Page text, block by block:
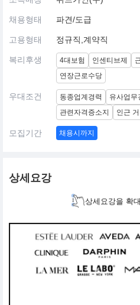
채용형태 파견/도급
고용형태 정규직,계약직
복리후생 4대보험 인센티브제
연장근로수당
우대조건 동종업계경력
유사업무
관련자격증소지
인근
모집기간 채용시까지
상세요강
상세요강을 확